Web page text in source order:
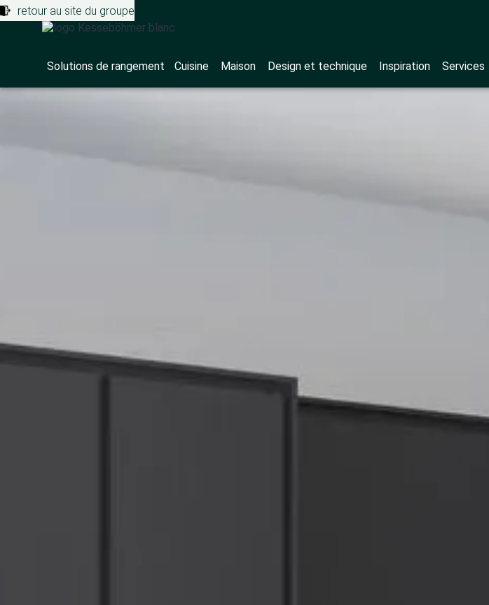
retour au site du groupe
Solutions de rangement Cuisine Maison Design et technique Inspiration Services